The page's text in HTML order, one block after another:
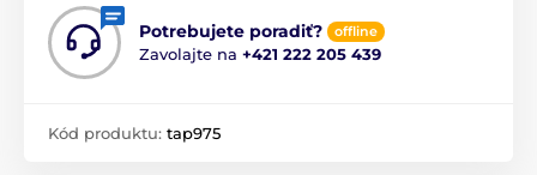
Potrebujete poradiť? offline
Zavolajte na +421 222 205 439
Kód produktu: tap975